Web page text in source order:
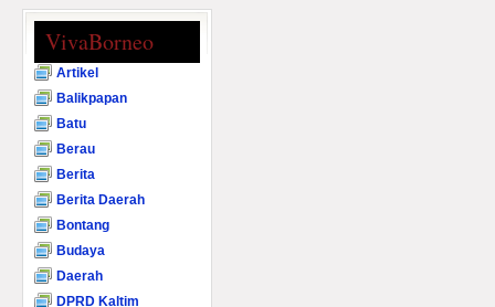
VivaBorneo
Artikel
Balikpapan
Batu
Berau
Berita
Berita Daerah
Bontang
Budaya
Daerah
DPRD Kaltim